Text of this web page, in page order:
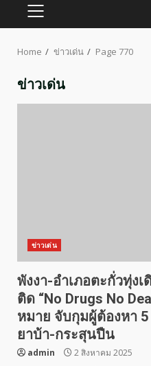
PRIMARY
Home ข่าวเด่น Page 770
ข่าวเด่น
ข่าวเด่น
พังงา-อำเภอตะกั่วทุ่ง
ติด “No Drugs No
หมาย จับกุมผู้ต้องหา
ยาบ้า-กระสุนปืน
admin 2 สิงหาคม 2025